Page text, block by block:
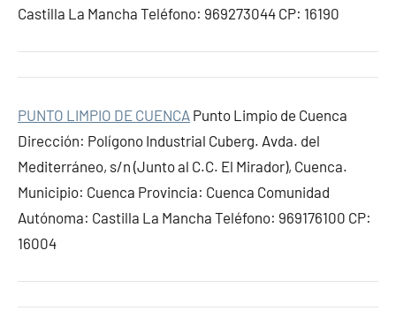
Castilla La Mancha Teléfono: 969273044 CP: 16190
PUNTO LIMPIO DE CUENCA Punto Limpio de Cuenca
Dirección: Polígono Industrial Cuberg. Avda. del
Mediterráneo, s/n (Junto al C.C. El Mirador), Cuenca.
Municipio: Cuenca Provincia: Cuenca Comunidad
Autónoma: Castilla La Mancha Teléfono: 969176100 CP:
16004